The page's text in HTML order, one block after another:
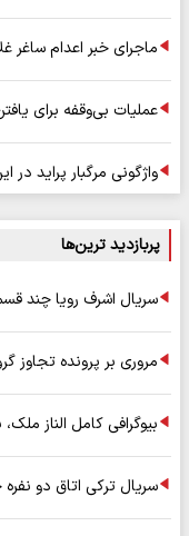
ماجرای خبر اعدام
عملیات بی‌وقفه برای
واژگونی مرگبار پراید
پربازدید ترین‌ها
سریال اشرف رویا چند
مروری بر پرونده تجاوز
بیوگرافی کامل الناز
سریال ترکی اتاق دو